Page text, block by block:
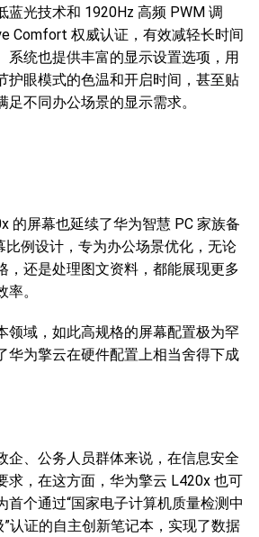
蓝光技术和 1920Hz 高频 PWM 调
Comfort 权威认证，有效减轻长时间
系统也提供丰富的显示设置选项，用
护眼模式的色温和开启时间，甚至贴
不同办公场景的显示需求。
的屏幕也延续了华为智慧 PC 家族备
比例设计，专为办公场景优化，无论
，还是处理图文资料，都能展现更多
。
领域，如此高规格的屏幕配置极为罕
华为擎云在硬件配置上相当舍得下成
企、公务人员群体来说，在信息安全
求，在这方面，华为擎云 L420x 也可
首个通过“国家电子计算机质量检测中
”认证的自主创新笔记本，实现了数据